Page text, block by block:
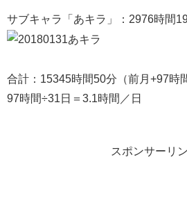
サブキャラ「あキラ」：2976時間
合計：15345時間50分（前月+97時
97時間÷31日＝3.1時間／日
スポンサーリ